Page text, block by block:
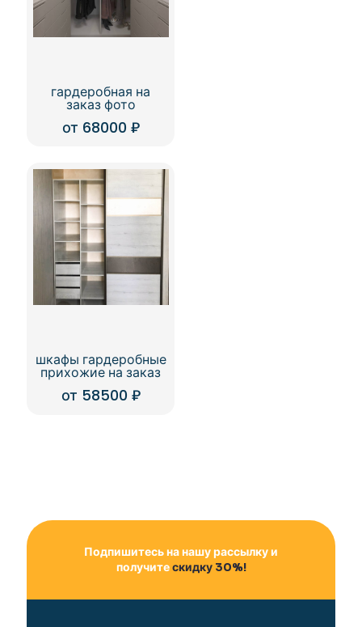
гардеробная на
заказ фото
от 68000 ₽
шкафы гардеробные
прихожие на заказ
от 58500 ₽
Подпишитесь на нашу рассылку и
получитескидку 30%!